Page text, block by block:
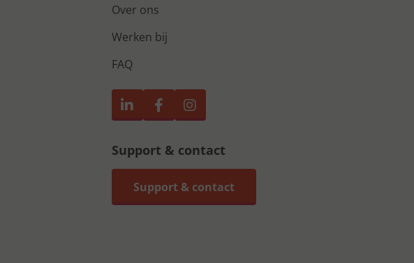
Over ons
Werken bij
FAQ
Support & contact
Support & contact